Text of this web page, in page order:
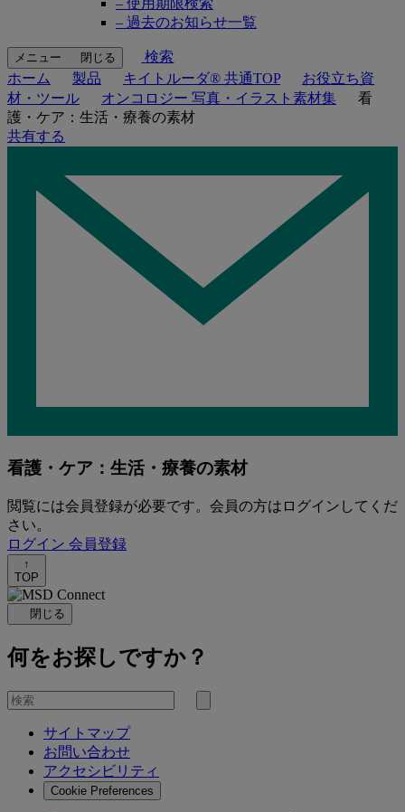
– 使用期限検索
– 過去のお知らせ一覧
メニュー 閉じる
検索
ホーム
製品 キイトルーダ® 共通TOP
お役立ち資
材・ツール
オンコロジー 写真・イラスト素材集
看
護・ケア：生活・療養の素材
共有する
看護・ケア：生活・療養の素材
閲覧には会員登録が必要です。会員の方はログインしてくだ
さい。
ログイン 会員登録
↑
TOP
閉じる
何をお探しですか？
を
検
サイトマップ
お問い合わせ
アクセシビリティ
Cookie Preferences